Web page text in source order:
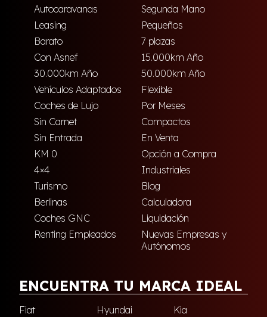
Autocaravanas
Segunda Mano
Leasing
Pequeños
Barato
7 plazas
Con Asnef
15.000km Año
30.000km Año
50.000km Año
Vehículos Adaptados
Flexible
Coches de Lujo
Por Meses
Sin Carnet
Compactos
Sin Entrada
En Venta
KM 0
Opción a Compra
4×4
Industriales
Turismo
Blog
Berlinas
Calculadora
Coches GNC
Liquidación
Renting Empleados
Nuevas Empresas y
Autónomos
ENCUENTRA TU MARCA IDEAL
Fiat Hyundai
Kia